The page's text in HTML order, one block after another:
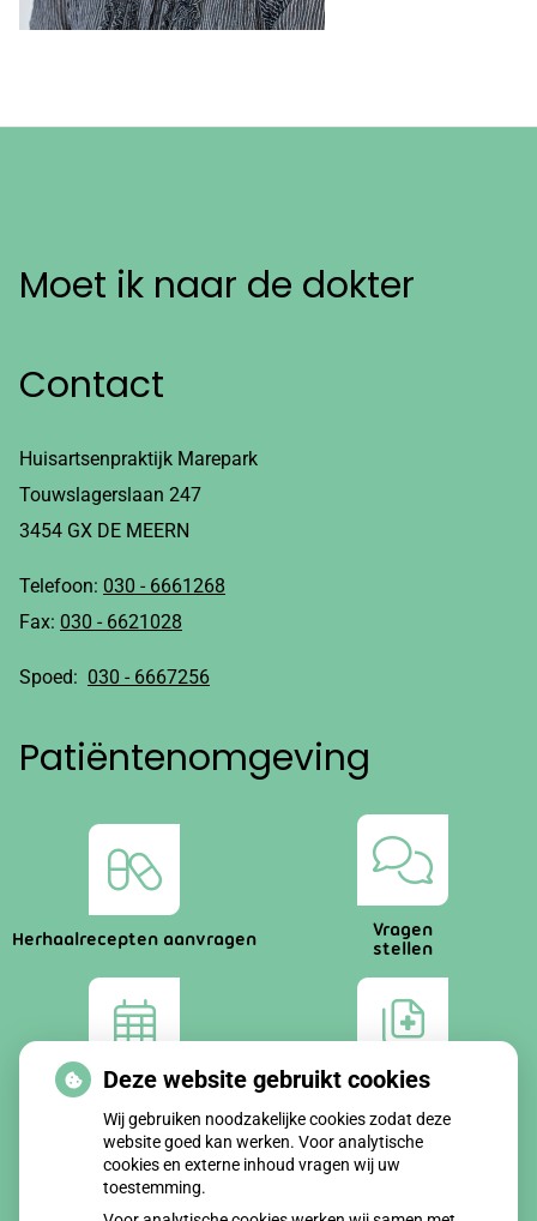
Moet ik naar de dokter
Contact
Huisartsenpraktijk Marepark
Touwslagerslaan 247
3454 GX DE MEERN
Telefoon: 030 - 6661268
Fax: 030 - 6621028
Spoed: 030 - 6667256
Patiëntenomgeving
Herhaalrecepten aanvragen
Vragen
stellen
Afspraken
maken
Dossier
bekijken
Deze website gebruikt cookies
Wij gebruiken noodzakelijke cookies zodat deze
website goed kan werken. Voor analytische
cookies en externe inhoud vragen wij uw
toestemming.